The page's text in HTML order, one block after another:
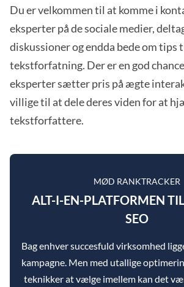
Du er velkommen til at komme i
eksperter på de sociale medier,
diskussioner og endda bede om tips
tekstforfatning. Der er en god
eksperter sætter pris på ægte
villige til at dele deres viden for at
tekstforfattere.
MØD RANKTRACKER
ALT-I-EN-PLATFORMEN
SEO
Bag enhver succesfuld virksomhed
kampagne. Men med utallige
teknikker at vælge imellem kan det